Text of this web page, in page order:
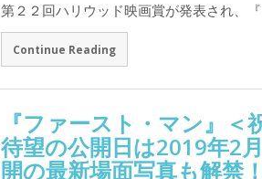
第２２回ハリウッド映画賞が発表され、
Continue Reading
『ファースト・マン』＜
待望の公開日は2019年2
開の最新場面写真も解禁！